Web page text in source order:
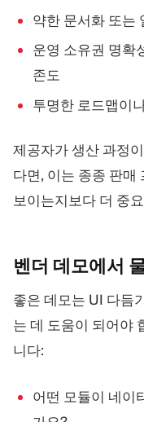
약한 문서화 또는
운영 소유권 명확
존도
투명한 로드맵이
제공자가 생산 과정
다면, 이는 종종 판매
보이는지보다 더 중
벤더 데모에서
좋은 데모는 UI 다듬
는 데 도움이 되어야
니다:
어떤 모듈이 네이